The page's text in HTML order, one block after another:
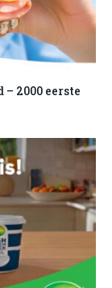
2000 eerste